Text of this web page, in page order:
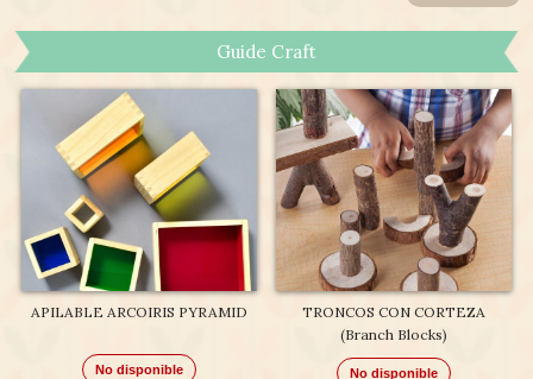
Guide Craft
APILABLE ARCOIRIS PYRAMID
No disponible
TRONCOS CON CORTEZA
(Branch Blocks)
No disponible